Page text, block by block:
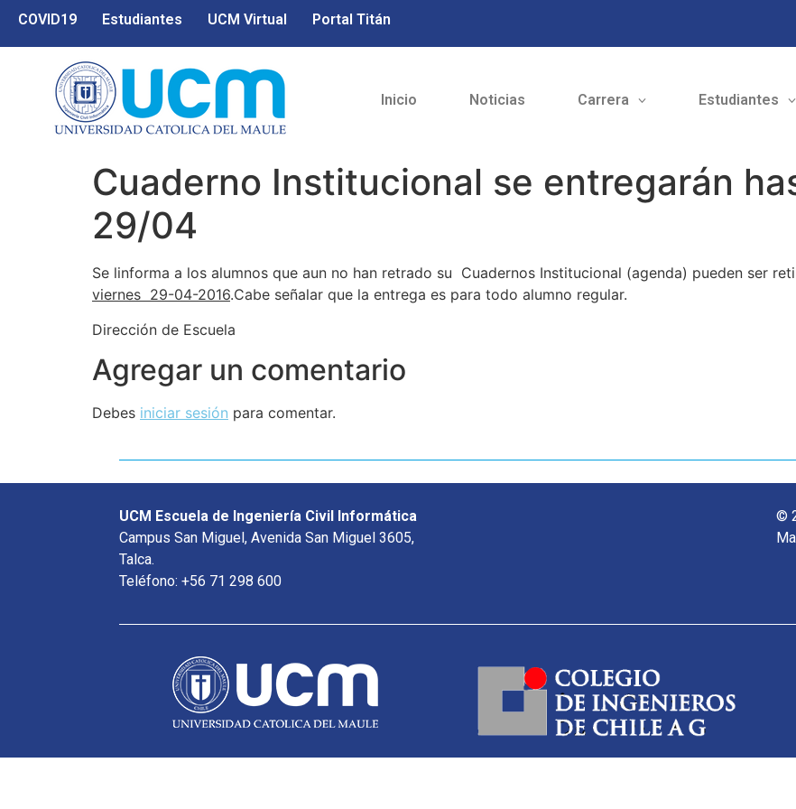
COVID19 Estudiantes UCM Virtual Portal Titán
Inicio Noticias Carrera Estudiantes
Cuaderno Institucional se entregarán
29/04
Se linforma a los alumnos que aun no han retrado su Cuadernos Institucional (agenda) pueden ser
viernes 29-04-2016.Cabe señalar que la entrega es para todo alumno regular.
Dirección de Escuela
Agregar un comentario
Debes iniciar sesión para comentar.
UCM Escuela de Ingeniería Civil Informática
Campus San Miguel, Avenida San Miguel 3605,
Talca.
Teléfono: +56 71 298 600
©